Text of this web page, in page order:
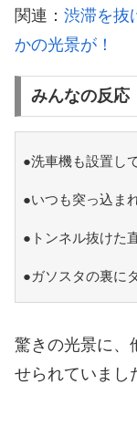
関連： 渋滞を抜
かの光景が！
みんなの反応
●洗車機も設置し
●いつも突っ込ま
●トンネル抜けた
●ガソスタの裏に
驚きの光景に、
せられていまし